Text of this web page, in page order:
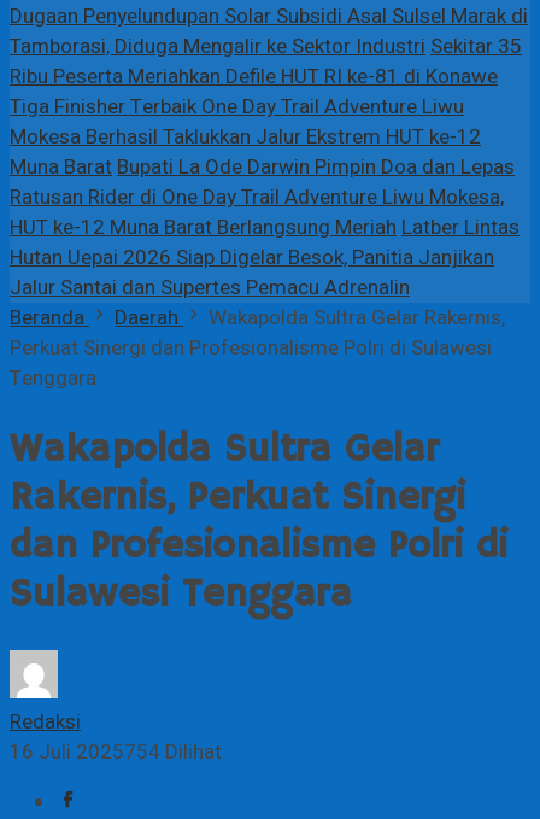
Dugaan Penyelundupan Solar Subsidi Asal Sulsel Marak di
Tamborasi, Diduga Mengalir ke Sektor IndustriSekitar 35
Ribu Peserta Meriahkan Defile HUT RI ke-81 di Konawe
Tiga Finisher Terbaik One Day Trail Adventure Liwu
Mokesa Berhasil Taklukkan Jalur Ekstrem HUT ke-12
Muna BaratBupati La Ode Darwin Pimpin Doa dan Lepas
Ratusan Rider di One Day Trail Adventure Liwu Mokesa,
HUT ke-12 Muna Barat Berlangsung MeriahLatber Lintas
Hutan Uepai 2026 Siap Digelar Besok, Panitia Janjikan
Jalur Santai dan Supertes Pemacu Adrenalin
Beranda
Daerah
Wakapolda Sultra Gelar Rakernis,
Perkuat Sinergi dan Profesionalisme Polri di Sulawesi
Tenggara
Wakapolda Sultra Gelar
Rakernis, Perkuat Sinergi
dan Profesionalisme Polri di
Sulawesi Tenggara
Redaksi
16 Juli 2025754 Dilihat